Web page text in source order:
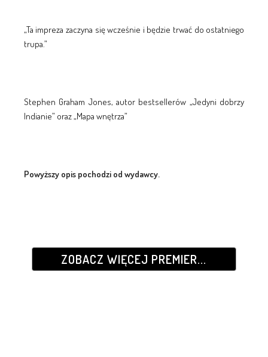
„Ta impreza zaczyna się wcześnie i będzie trwać do ostatniego
trupa.”
Stephen Graham Jones, autor bestsellerów „Jedyni dobrzy
Indianie” oraz „Mapa wnętrza”
Powyższy opis pochodzi od wydawcy.
ZOBACZ WIĘCEJ PREMIER...